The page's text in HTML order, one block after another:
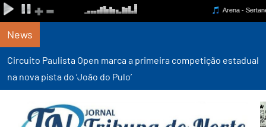
News
Circuito Paulista Open marca a primeira competição estadual
na nova pista do ‘João do Pulo’